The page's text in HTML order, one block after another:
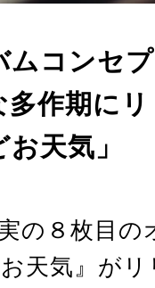
ムコンセ
多作期に
天気」
の８枚目
天気』が